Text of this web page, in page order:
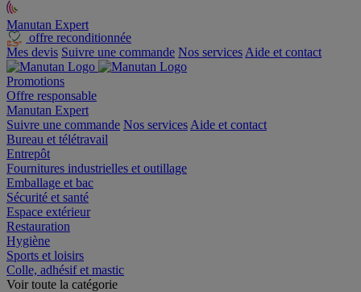
Manutan Expert
offre reconditionnée
Mes devis Suivre une commande Nos services Aide et contact
Promotions
Offre responsable
Manutan Expert
Suivre une commande Nos services Aide et contact
Bureau et télétravail
Entrepôt
Fournitures industrielles et outillage
Emballage et bac
Sécurité et santé
Espace extérieur
Restauration
Hygiène
Sports et loisirs
Colle, adhésif et mastic
Voir toute la catégorie